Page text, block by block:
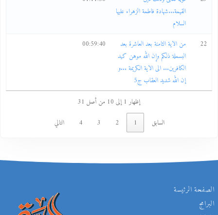
القيمة...شهادة فاطمة الزهراء عليها
السلام
22
من الاية الثامنة بعد العاشرة بعد
البسملة ذلكم وإن الله موهن كيد
الكافرين... الى الاية الكريمة ...و
إن الله شديد العقاب ج5
00:59:40
إظهار 1 إلى 10 من أصل 31
السابق
التالي
الصفحة الرئيسة
البرامج